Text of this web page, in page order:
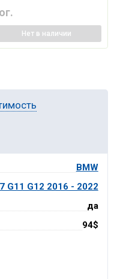
Нет в наличии
BMW
G11 G12 2016 - 2022
да
94$